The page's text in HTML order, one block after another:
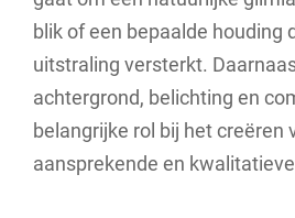
blik of een bepaalde houding
uitstraling versterkt.
achtergrond, belichting en
belangrijke rol bij het creëren
aansprekende en